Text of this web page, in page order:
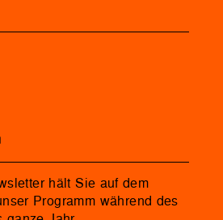
hält Sie auf dem
Programm während des